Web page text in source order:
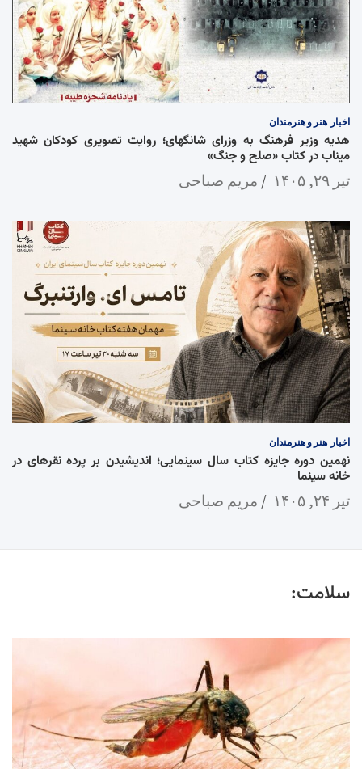
اخبار هنر و هنرمندان
هدیه وزیر فرهنگ به وزرای شانگهای؛ روایت تصویری کودکان شهید
میناب در کتاب «صلح و جنگ»
تیر ۲۹, ۱۴۰۵ مریم صباحی
اخبار هنر و هنرمندان
نهمین دوره جایزه کتاب سال سینمایی؛ اندیشیدن بر پرده نقرهای در
خانه سینما
تیر ۲۴, ۱۴۰۵ مریم صباحی
سلامت: